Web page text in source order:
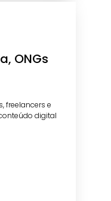
ONGs
freelancers e
digital